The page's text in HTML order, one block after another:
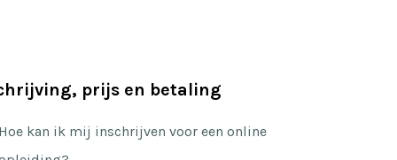
prijs en betaling
kan ik mij inschrijven voor een online